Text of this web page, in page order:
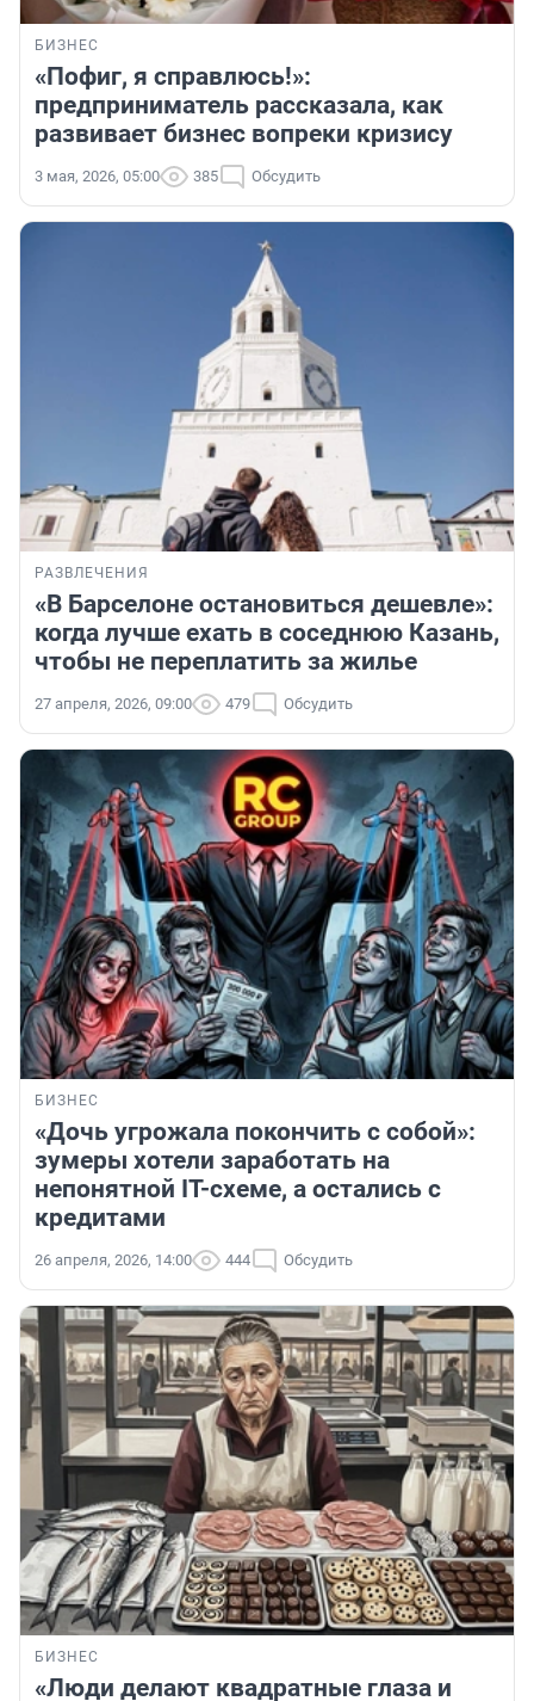
БИЗНЕС
«Пофиг, я справлюсь!»:
предприниматель рассказала, как
развивает бизнес вопреки кризису
3 мая, 2026, 05:00 385 Обсудить
РАЗВЛЕЧЕНИЯ
«В Барселоне остановиться дешевле»:
когда лучше ехать в соседнюю Казань,
чтобы не переплатить за жилье
27 апреля, 2026, 09:00 479 Обсудить
БИЗНЕС
«Дочь угрожала покончить с собой»:
зумеры хотели заработать на
непонятной IT-схеме, а остались с
кредитами
26 апреля, 2026, 14:00 444 Обсудить
БИЗНЕС
«Люди делают квадратные глаза и